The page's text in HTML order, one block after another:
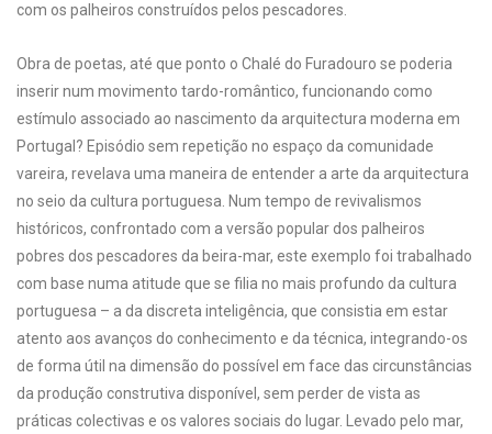
com os palheiros construídos pelos pescadores.
Obra de poetas, até que ponto o Chalé do Furadouro se poderia
inserir num movimento tardo-romântico, funcionando como
estímulo associado ao nascimento da arquitectura moderna em
Portugal? Episódio sem repetição no espaço da comunidade
vareira, revelava uma maneira de entender a arte da arquitectura
no seio da cultura portuguesa. Num tempo de revivalismos
históricos, confrontado com a versão popular dos palheiros
pobres dos pescadores da beira-mar, este exemplo foi trabalhado
com base numa atitude que se filia no mais profundo da cultura
portuguesa – a da discreta inteligência, que consistia em estar
atento aos avanços do conhecimento e da técnica, integrando-os
de forma útil na dimensão do possível em face das circunstâncias
da produção construtiva disponível, sem perder de vista as
práticas colectivas e os valores sociais do lugar. Levado pelo mar,